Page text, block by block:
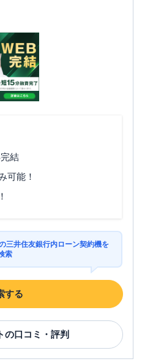
結
可能！
三井住友銀行内ローン契約機を
索
する
の口コミ・評判